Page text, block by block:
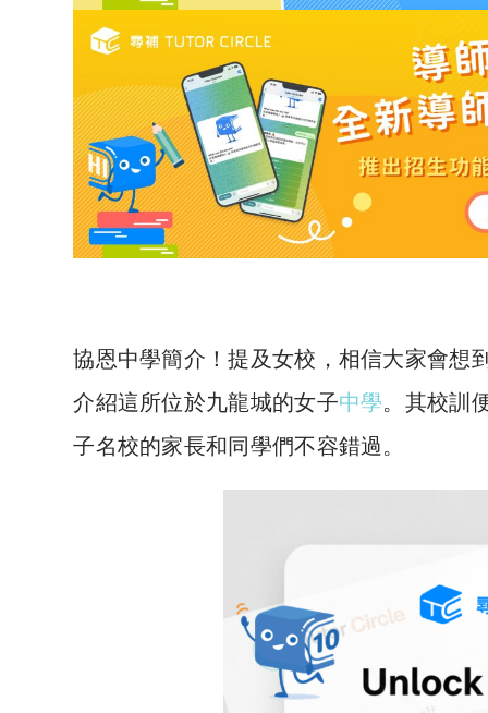
協恩中學簡介！提及女校，相信大家會想
介紹這所位於九龍城的女子中學。其校訓
子名校的家長和同學們不容錯過。